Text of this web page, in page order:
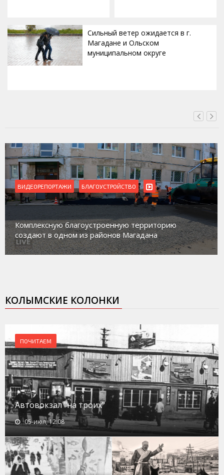
Сильный ветер ожидается в г.
Магадане и Ольском
муниципальном округе
ВИДЕОРЕПОРТАЖИ
Магадан присоединился к пилотному проекту по
работе с несовершеннолетними из групп
социального риска «Переправа»
КОЛЫМСКИЕ КОЛОНКИ
ПОЧИТАЕМ
Автовокзал "на троих"
05-июл, 12:08